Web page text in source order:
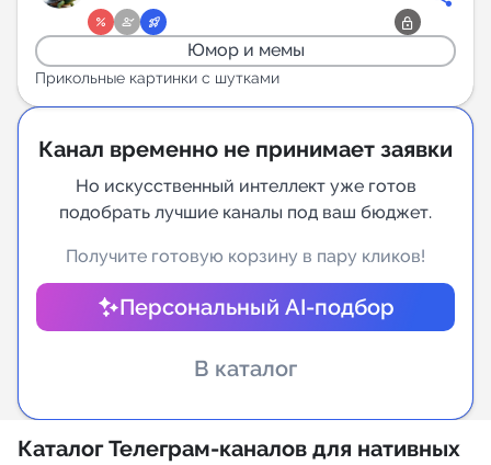
Каталог ботов
Горящие предложения
New
Аналитика MAX каналов
Индивидуальное сопровождение
Юмор и мемы
Прикольные картинки с шутками
Канал временно не принимает заявки
Но искусственный интеллект уже готов
подобрать лучшие каналы под ваш бюджет.
Получите готовую корзину в пару кликов!
Персональный AI-подбор
В каталог
Каталог Телеграм-каналов для нативных